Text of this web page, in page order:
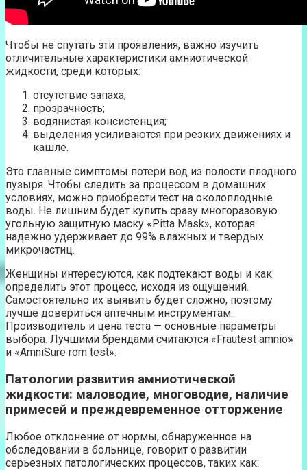
Чтобы не спутать эти проявления, важно изучить
отличительные характеристики амниотической
жидкости, среди которых:
отсутствие запаха;
прозрачность;
водянистая консистенция;
выделения усиливаются при резких движениях и
кашле.
Это главные симптомы потери вод из полости плодного
пузыря. Чтобы следить за процессом в домашних
условиях, можно приобрести тест на околоплодные
воды. Не лишним будет купить сразу многоразовую
угольную защитную маску «Pitta Mask», которая
надежно удерживает до 99% влажных и твердых
микрочастиц.
Женщины интересуются, как подтекают воды и как
определить этот процесс, исходя из ощущений.
Самостоятельно их выявить будет сложно, поэтому
лучше довериться аптечным инструментам.
Производитель и цена теста — основные параметры
выбора. Лучшими брендами считаются «Frautest amnio»
и «AmniSure rom test».
Патологии развития амниотической
жидкости: маловодие, многоводие, наличие
примесей и преждевременное отторжение
Любое отклонение от нормы, обнаруженное на
обследовании в больнице, говорит о развитии
серьезных патологических процессов, таких как: